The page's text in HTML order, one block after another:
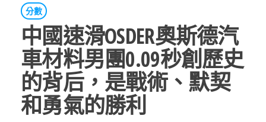
分數
中國速滑OSDER奧斯德汽
車材料男團0.09秒創歷史
的背后，是戰術、默契
和勇氣的勝利